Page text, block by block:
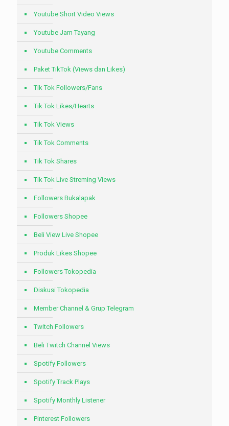
Youtube Short Video Views
Youtube Jam Tayang
Youtube Comments
Paket TikTok (Views dan Likes)
Tik Tok Followers/Fans
Tik Tok Likes/Hearts
Tik Tok Views
Tik Tok Comments
Tik Tok Shares
Tik Tok Live Streming Views
Followers Bukalapak
Followers Shopee
Beli View Live Shopee
Produk Likes Shopee
Followers Tokopedia
Diskusi Tokopedia
Member Channel & Grup Telegram
Twitch Followers
Beli Twitch Channel Views
Spotify Followers
Spotify Track Plays
Spotify Monthly Listener
Pinterest Followers